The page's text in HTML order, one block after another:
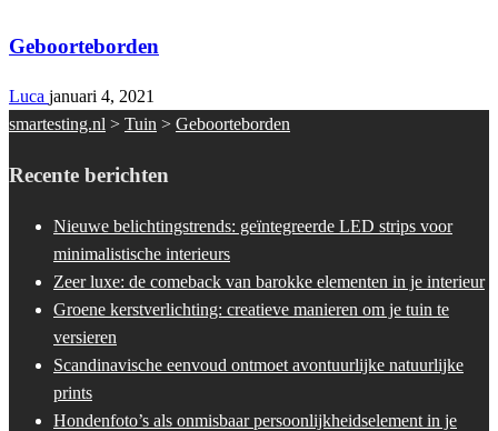
Geboorteborden
Luca januari 4, 2021
smartesting.nl > Tuin > Geboorteborden
Recente berichten
Nieuwe belichtingstrends: geïntegreerde LED strips voor
minimalistische interieurs
Zeer luxe: de comeback van barokke elementen in je interieur
Groene kerstverlichting: creatieve manieren om je tuin te
versieren
Scandinavische eenvoud ontmoet avontuurlijke natuurlijke
prints
Hondenfoto’s als onmisbaar persoonlijkheidselement in je